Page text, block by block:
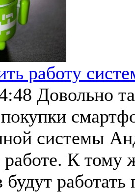
работу
Довольно
системы
работе. К